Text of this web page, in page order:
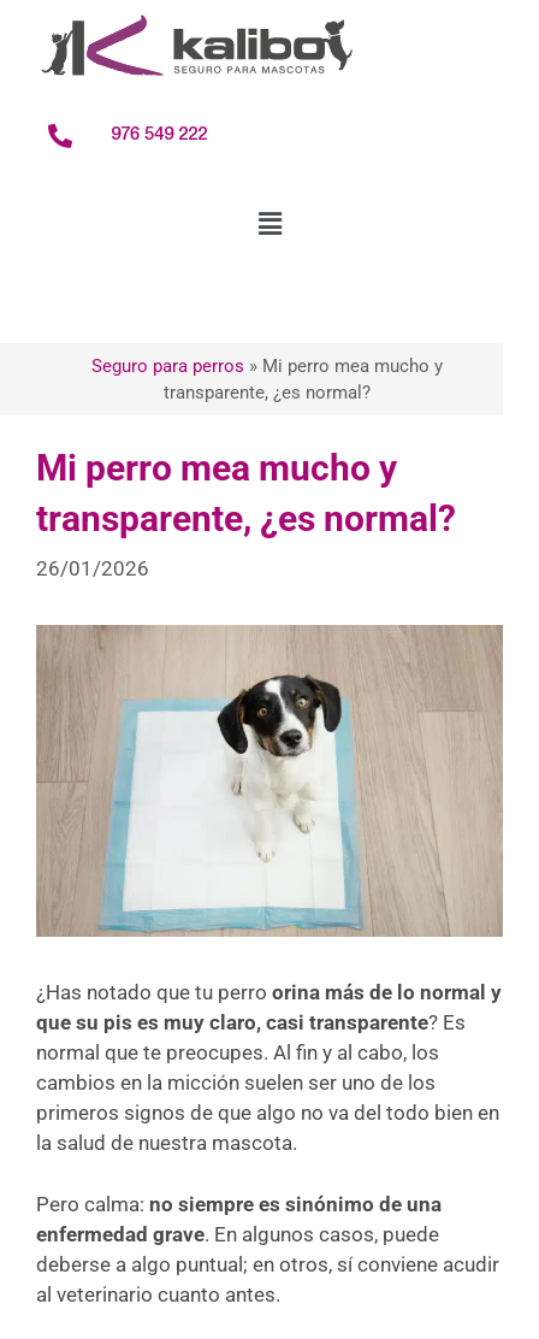
contenido
976 549 222
Seguro para perros » Mi perro mea mucho y
transparente, ¿es normal?
Mi perro mea mucho y
transparente, ¿es normal?
26/01/2026
¿Has notado que tu perro orina más de lo normal y
que su pis es muy claro, casi transparente? Es
normal que te preocupes. Al fin y al cabo, los
cambios en la micción suelen ser uno de los
primeros signos de que algo no va del todo bien en
la salud de nuestra mascota.
Pero calma: no siempre es sinónimo de una
enfermedad grave. En algunos casos, puede
deberse a algo puntual; en otros, sí conviene acudir
al veterinario cuanto antes.